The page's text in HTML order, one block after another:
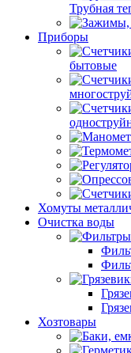
Трубная
Приборы
бытовые
Хомуты
Очистка воды
Хозтовары